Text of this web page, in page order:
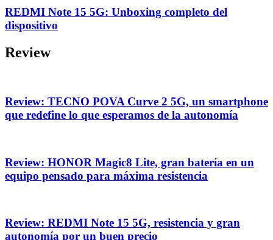
REDMI Note 15 5G: Unboxing completo del
dispositivo
Review
Review: TECNO POVA Curve 2 5G, un smartphone
que redefine lo que esperamos de la autonomía
Review: HONOR Magic8 Lite, gran batería en un
equipo pensado para máxima resistencia
Review: REDMI Note 15 5G, resistencia y gran
autonomía por un buen precio